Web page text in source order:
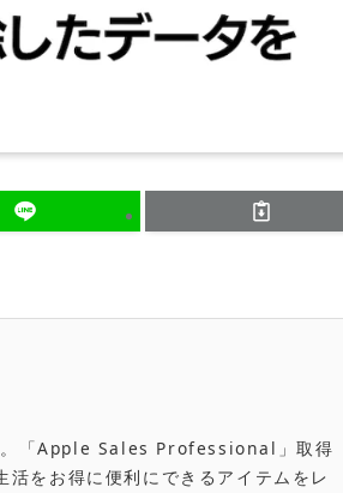
。「Apple Sales Professional」取得
をお得に便利にできるアイテムをレ